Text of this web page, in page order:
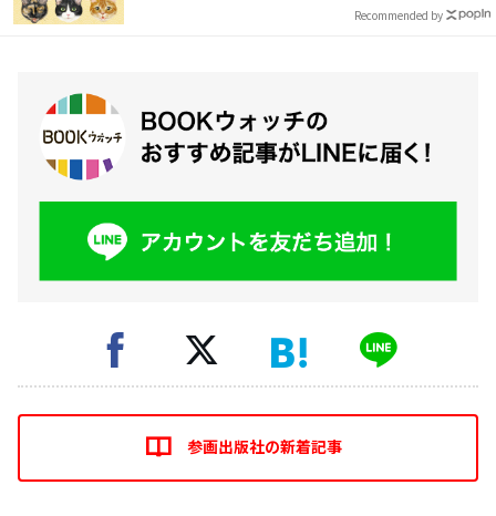
Recommended by
参画出版社の新着記事